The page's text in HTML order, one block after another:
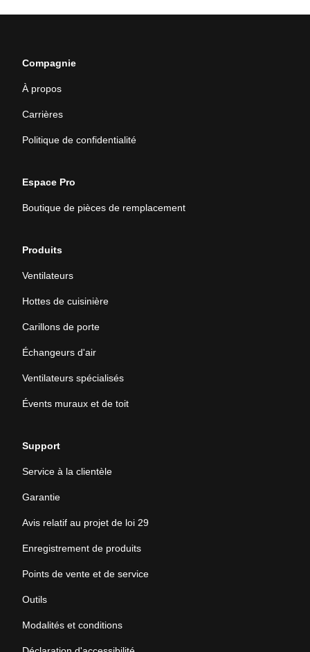
Compagnie
À propos
Carrières
Politique de confidentialité
Espace Pro
Boutique de pièces de remplacement
Produits
Ventilateurs
Hottes de cuisinière
Carillons de porte
Échangeurs d'air
Ventilateurs spécialisés
Évents muraux et de toit
Support
Service à la clientèle
Garantie
Avis relatif au projet de loi 29
Enregistrement de produits
Points de vente et de service
Outils
Modalités et conditions